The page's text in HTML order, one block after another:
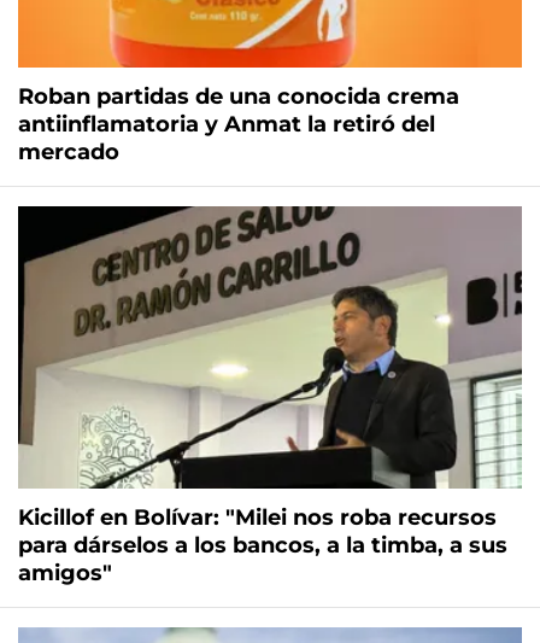
Roban partidas de una conocida crema
antiinflamatoria y Anmat la retiró del
mercado
Kicillof en Bolívar: "Milei nos roba recursos
para dárselos a los bancos, a la timba, a sus
amigos"